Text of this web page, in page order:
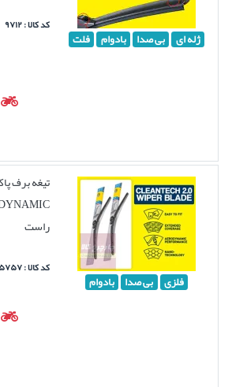
ژله ای بی صدا بادوام فلت
کد کالا : ۹۷۱۲
فلزی بی صدا بادوام
راست
کد کالا : ۱۵۷۵۷